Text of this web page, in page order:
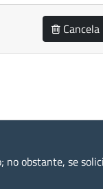
Cancela
no obstante, se